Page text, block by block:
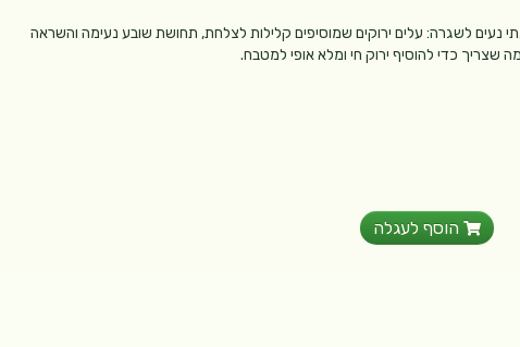
נעים לשגרה: עלים ירוקים שמוסיפים קלילות לצלחת, תחושת שובע נעימה והשראה
שצריך כדי להוסיף ירוק חי ומלא אופי למטבח.
הוסף לעגלה